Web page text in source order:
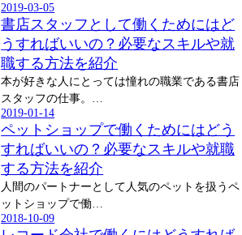
2019-03-05
書店スタッフとして働くためにはど
うすればいいの？必要なスキルや就
職する方法を紹介
本が好きな人にとっては憧れの職業である書店
スタッフの仕事。…
2019-01-14
ペットショップで働くためにはどう
すればいいの？必要なスキルや就職
する方法を紹介
人間のパートナーとして人気のペットを扱うペ
ットショップで働…
2018-10-09